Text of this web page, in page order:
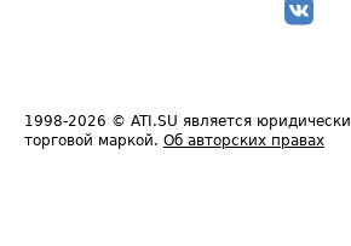
1998-2026 © ATI.SU является
торговой маркой. Об авторских правах